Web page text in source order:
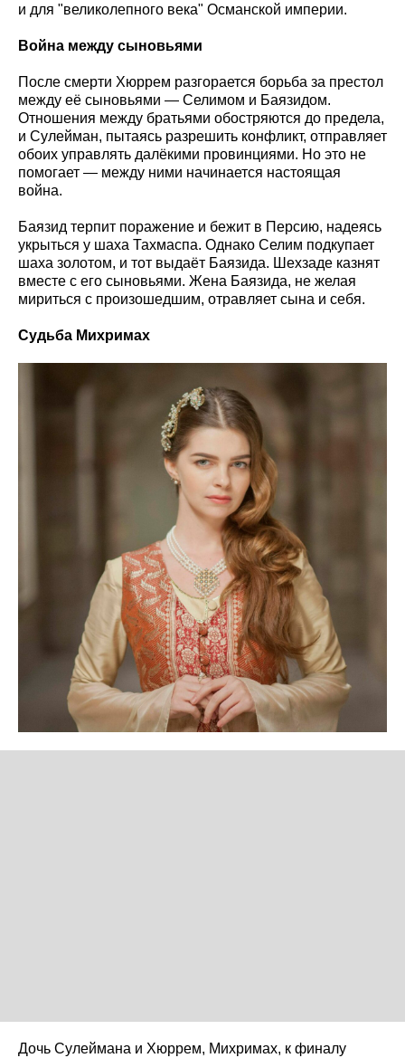
и для "великолепного века" Османской империи.
Война между сыновьями
После смерти Хюррем разгорается борьба за престол
между её сыновьями — Селимом и Баязидом.
Отношения между братьями обостряются до предела,
и Сулейман, пытаясь разрешить конфликт, отправляет
обоих управлять далёкими провинциями. Но это не
помогает — между ними начинается настоящая
война.
Баязид терпит поражение и бежит в Персию, надеясь
укрыться у шаха Тахмаспа. Однако Селим подкупает
шаха золотом, и тот выдаёт Баязида. Шехзаде казнят
вместе с его сыновьями. Жена Баязида, не желая
мириться с произошедшим, отравляет сына и себя.
Судьба Михримах
Дочь Сулеймана и Хюррем, Михримах, к финалу